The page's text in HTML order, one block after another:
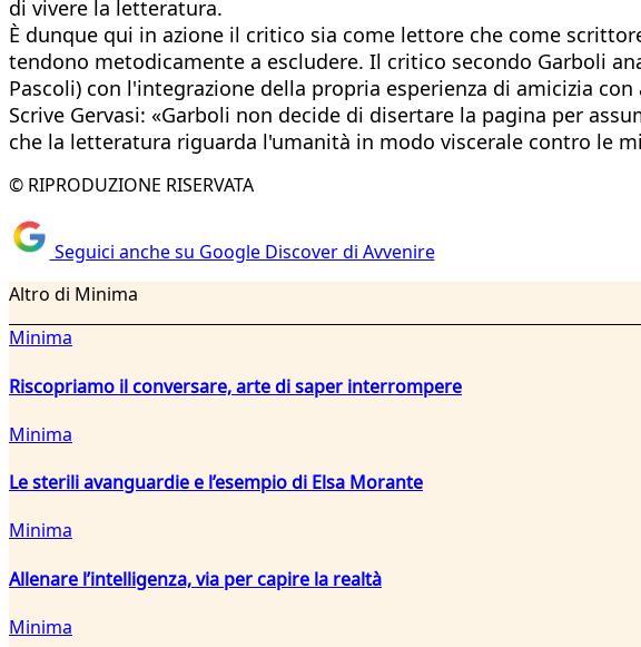
di vivere la letteratura.
È dunque qui in azione il critico sia come lettore che come
tendono metodicamente a escludere. Il critico secondo Garboli
Pascoli) con l'integrazione della propria esperienza di amicizia
Scrive Gervasi: «Garboli non decide di disertare la pagina per
che la letteratura riguarda l'umanità in modo viscerale contro le
© RIPRODUZIONE RISERVATA
Seguici anche su Google Discover di Avvenire
Altro di Minima
Minima
Riscopriamo il conversare, arte di saper interrompere
Minima
Le sterili avanguardie e l’esempio di Elsa Morante
Minima
Allenare l’intelligenza, via per capire la realtà
Minima